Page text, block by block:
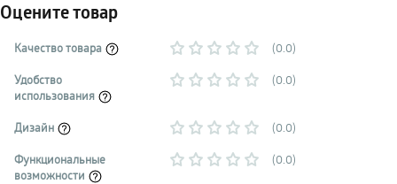
Оцените товар
Качество товара
(0.0)
Удобство
использования
(0.0)
Дизайн
(0.0)
Функциональные
возможности
(0.0)